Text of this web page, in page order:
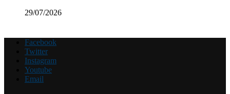
29/07/2026
Facebook
Twitter
Instagram
Youtube
Email